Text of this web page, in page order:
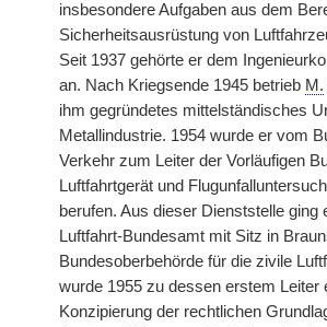
insbesondere Aufgaben aus dem
Sicherheitsausrüstung von
Seit 1937 gehörte er dem
an. Nach Kriegsende 1945 betrieb M.
ihm gegründetes mittelständisches
Metallindustrie. 1954 wurde er vom
Verkehr zum Leiter der Vorläufigen
Luftfahrtgerät und
berufen. Aus dieser Dienststelle ging
Luftfahrt-Bundesamt mit Sitz in
Bundesoberbehörde für die zivile
wurde 1955 zu dessen erstem Leiter
Konzipierung der rechtlichen